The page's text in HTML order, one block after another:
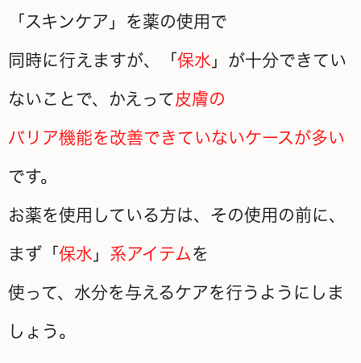
「スキンケア」を薬の使用で
同時に行えますが、「 保水 」が十分できてい
ないことで、かえって皮膚の
バリア機能を改善できていないケースが多い
です。
お薬を使用している方は、その使用の前に、
まず「 保水 」 系アイテムを
使って、水分を与えるケアを行うようにしま
しょう。